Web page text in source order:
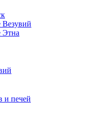
Везувий
Этна
и печей